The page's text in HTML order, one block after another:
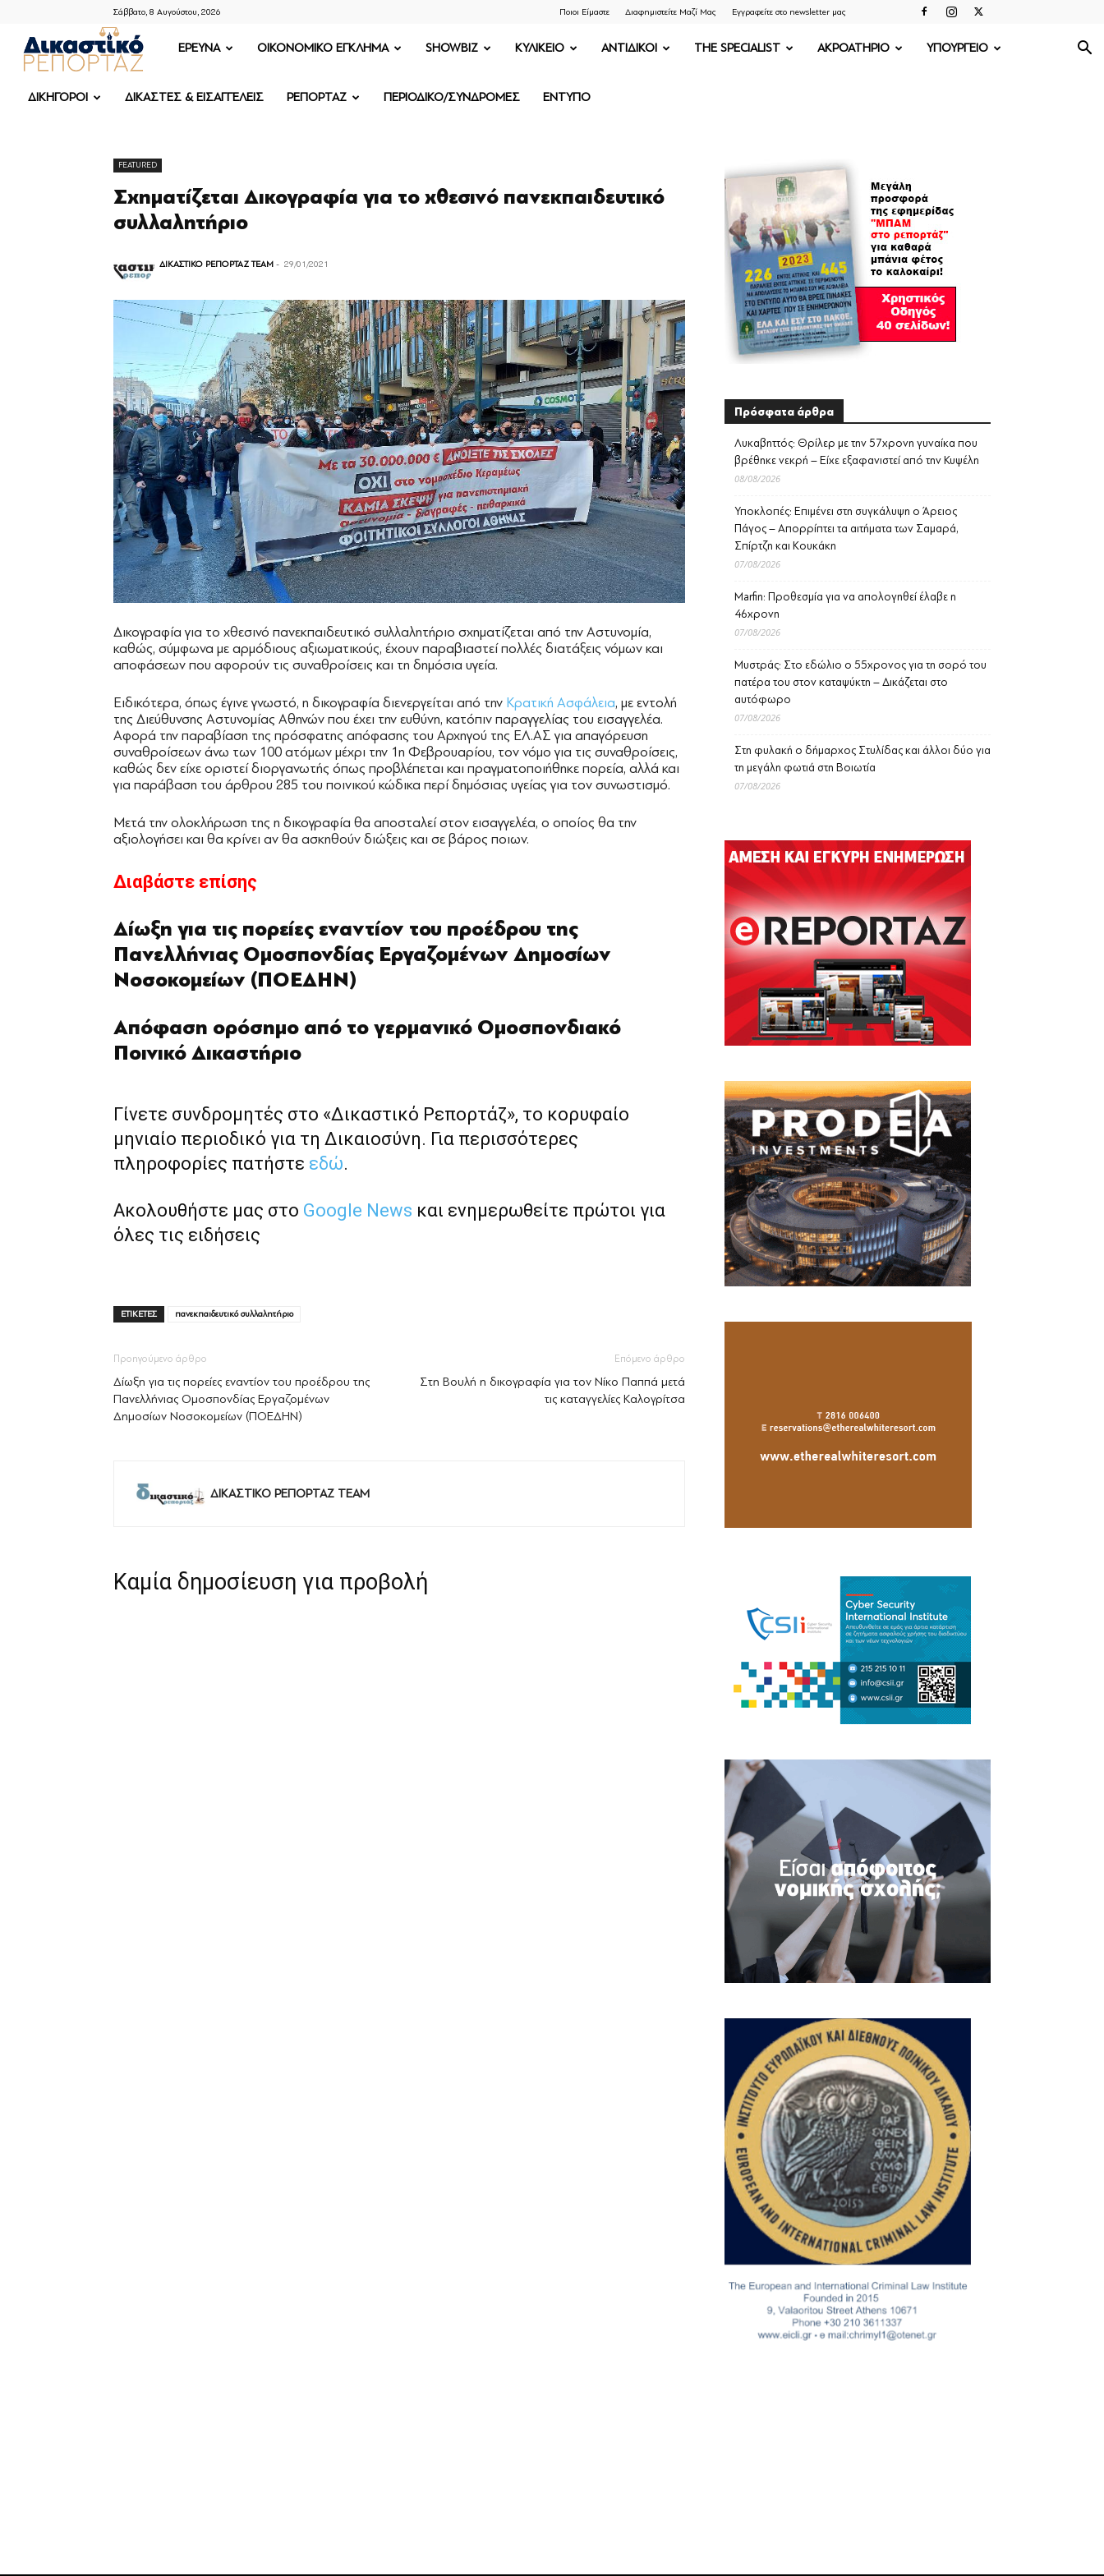
Σάββατο, 8 Αυγούστου, 2026 Ποιοι Είμαστε Διαφημιστείτε Μαζί Μας Εγγραφείτε στο newsletter μας
ΔΙΚΑΣΤΙΚΟ
ΡΕΠΟΡΤΑΖ
ΕΡΕΥΝΑ OIKONOMIKO ΕΓΚΛΗΜΑ SHOWBIZ ΚΥΛΙΚΕΙΟ ΑΝΤΙΔΙΚΟΙ THE SPECIALIST ΑΚΡΟΑΤΗΡΙΟ ΥΠΟΥΡΓΕΙΟ
ΔΙΚΗΓΟΡΟΙ ΔΙΚΑΣΤΕΣ & ΕΙΣΑΓΓΕΛΕΙΣ ΡΕΠΟΡΤΑΖ ΠΕΡΙΟΔΙΚΟ/ΣΥΝΔΡΟΜΕΣ ΕΝΤΥΠΟ
FEATURED
Σχηματίζεται Δικογραφία για το χθεσινό πανεκπαιδευτικό
συλλαλητήριο
ΔΙΚΑΣΤΙΚΟ ΡΕΠΟΡΤΑΖ TEAM - 29/01/2021
Δικογραφία για το χθεσινό πανεκπαιδευτικό συλλαλητήριο σχηματίζεται από την Αστυνομία,
καθώς, σύμφωνα με αρμόδιους αξιωματικούς, έχουν παραβιαστεί πολλές διατάξεις νόμων και
αποφάσεων που αφορούν τις συναθροίσεις και τη δημόσια υγεία.
Ειδικότερα, όπως έγινε γνωστό, η δικογραφία διενεργείται από την Κρατική Ασφάλεια, με εντολή
της Διεύθυνσης Αστυνομίας Αθηνών που έχει την ευθύνη, κατόπιν παραγγελίας του εισαγγελέα.
Αφορά την παραβίαση της πρόσφατης απόφασης του Αρχηγού της ΕΛ.ΑΣ για απαγόρευση
συναθροίσεων άνω των 100 ατόμων μέχρι την 1η Φεβρουαρίου, τον νόμο για τις συναθροίσεις,
καθώς δεν είχε οριστεί διοργανωτής όπως προβλέπεται και πραγματοποιήθηκε πορεία, αλλά και
για παράβαση του άρθρου 285 του ποινικού κώδικα περί δημόσιας υγείας για τον συνωστισμό.
Μετά την ολοκλήρωση της η δικογραφία θα αποσταλεί στον εισαγγελέα, ο οποίος θα την
αξιολογήσει και θα κρίνει αν θα ασκηθούν διώξεις και σε βάρος ποιων.
Διαβάστε επίσης
Δίωξη για τις πορείες εναντίον του προέδρου της
Πανελλήνιας Ομοσπονδίας Εργαζομένων Δημοσίων
Νοσοκομείων (ΠΟΕΔΗΝ)
Aπόφαση ορόσημο από το γερμανικό Ομοσπονδιακό
Ποινικό Δικαστήριο
Γίνετε συνδρομητές στο «Δικαστικό Ρεπορτάζ», το κορυφαίο
μηνιαίο περιοδικό για τη Δικαιοσύνη. Για περισσότερες
πληροφορίες πατήστε εδώ.
Ακολουθήστε μας στο Google News και ενημερωθείτε πρώτοι για
όλες τις ειδήσεις
ΕΤΙΚΕΤΕΣ πανεκπαιδευτικό συλλαλητήριο
Προηγούμενο άρθρο
Δίωξη για τις πορείες εναντίον του προέδρου της
Πανελλήνιας Ομοσπονδίας Εργαζομένων
Δημοσίων Νοσοκομείων (ΠΟΕΔΗΝ)
Επόμενο άρθρο
Στη Βουλή η δικογραφία για τον Νίκο Παππά μετά
τις καταγγελίες Καλογρίτσα
ΔΙΚΑΣΤΙΚΟ ΡΕΠΟΡΤΑΖ TEAM
Καμία δημοσίευση για προβολή
Πρόσφατα άρθρα
Λυκαβηττός: Θρίλερ με την 57χρονη γυναίκα που
βρέθηκε νεκρή – Είχε εξαφανιστεί από την Κυψέλη
08/08/2026
Υποκλοπές: Επιμένει στη συγκάλυψη ο Άρειος
Πάγος – Απορρίπτει τα αιτήματα των Σαμαρά,
Σπίρτζη και Κουκάκη
07/08/2026
Marfin: Προθεσμία για να απολογηθεί έλαβε η
46χρονη
07/08/2026
Μυστράς: Στο εδώλιο ο 55χρονος για τη σορό του
πατέρα του στον καταψύκτη – Δικάζεται στο
αυτόφωρο
07/08/2026
Στη φυλακή ο δήμαρχος Στυλίδας και άλλοι δύο για
τη μεγάλη φωτιά στη Βοιωτία
07/08/2026